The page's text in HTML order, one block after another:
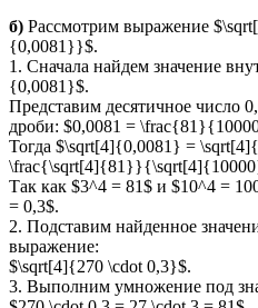
б) Рассмотрим выражение
{0,0081}}$.
1. Сначала найдем значение
{0,0081}$.
Представим десятичное число
дроби: $0,0081 =
Тогда $\sqrt[4]{0,0081} =
Так как $3^4 = 81$ и $10^4 =
= 0,3$.
2. Подставим найденное
выражение:
$\sqrt[4]{270 \cdot 0,3}$.
3. Выполним умножение под